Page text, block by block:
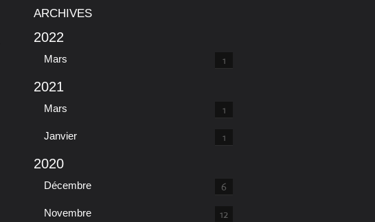
ARCHIVES
2022
Mars 1
2021
Mars 1
Janvier 1
2020
Décembre 6
Novembre 12